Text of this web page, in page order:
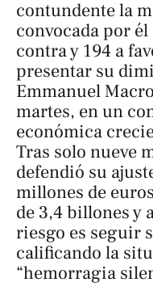
contundente la
convocada por
contra y 194 a
presentar su
Emmanuel
martes, en un
económica
Tras solo nueve
defendió su
millones de
de 3,4 billones y
riesgo es seguir
calificando la
“hemorragia